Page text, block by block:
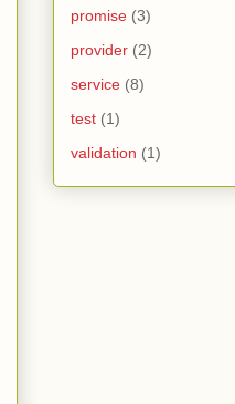
promise (3)
provider (2)
service (8)
test (1)
validation (1)